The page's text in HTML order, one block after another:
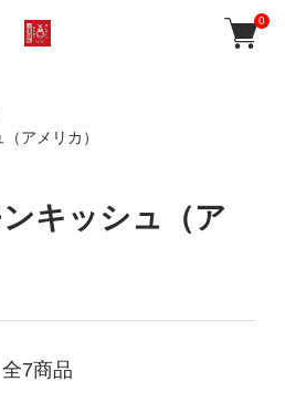
0
アメリカ）
キッシュ（ア
全7商品